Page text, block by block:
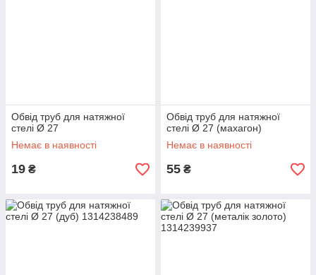
Обвід труб для натяжної
стелі Ø 27
Немає в наявності
19 ₴
Обвід труб для натяжної
стелі Ø 27 (махагон)
Немає в наявності
55 ₴